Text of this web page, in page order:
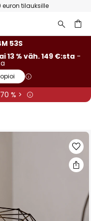
tilauksille
53S
13 % väh. 149 €:sta -
% >